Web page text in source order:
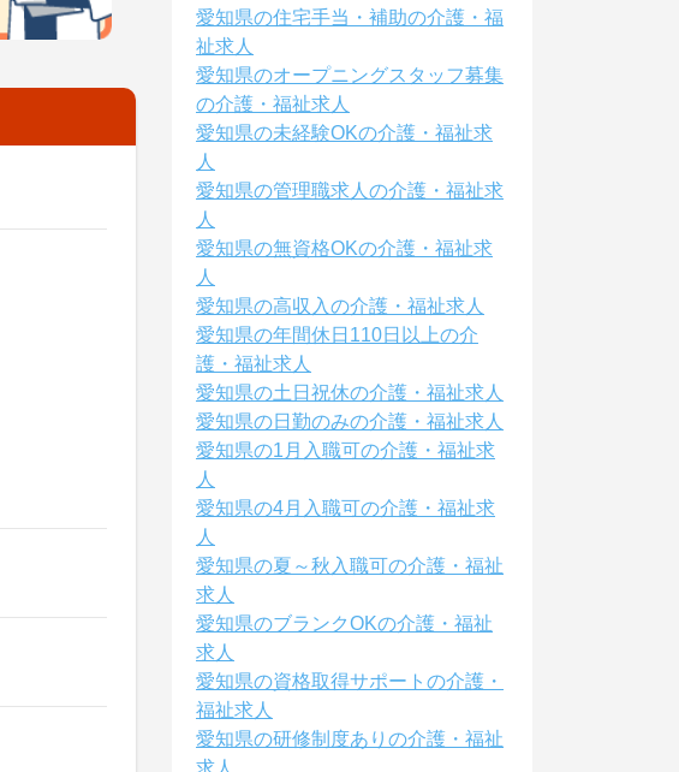
愛知県の住宅手当・補助の介護・福
祉求人
愛知県のオープニングスタッフ募集
の介護・福祉求人
愛知県の未経験OKの介護・福祉求
人
愛知県の管理職求人の介護・福祉求
人
愛知県の無資格OKの介護・福祉求
人
愛知県の高収入の介護・福祉求人
愛知県の年間休日110日以上の介
護・福祉求人
愛知県の土日祝休の介護・福祉求人
愛知県の日勤のみの介護・福祉求人
愛知県の1月入職可の介護・福祉求
人
愛知県の4月入職可の介護・福祉求
人
愛知県の夏～秋入職可の介護・福祉
求人
愛知県のブランクOKの介護・福祉
求人
愛知県の資格取得サポートの介護・
福祉求人
愛知県の研修制度ありの介護・福祉
求人